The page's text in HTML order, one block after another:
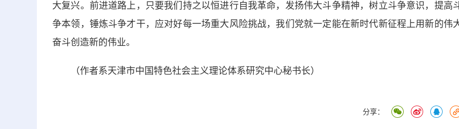
大复兴。前进道路上，只要我们持之以恒进行自我革命，发扬伟大斗争精神，树立斗争意识，提高
争本领，锤炼斗争才干，应对好每一场重大风险挑战，我们党就一定能在新时代新征程上用新的伟
奋斗创造新的伟业。
（作者系天津市中国特色社会主义理论体系研究中心秘书长）
分享：